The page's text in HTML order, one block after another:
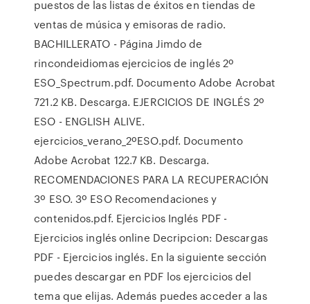
puestos de las listas de éxitos en tiendas de
ventas de música y emisoras de radio.
BACHILLERATO - Página Jimdo de
rincondeidiomas ejercicios de inglés 2º
ESO_Spectrum.pdf. Documento Adobe Acrobat
721.2 KB. Descarga. EJERCICIOS DE INGLÉS 2º
ESO - ENGLISH ALIVE.
ejercicios_verano_2ºESO.pdf. Documento
Adobe Acrobat 122.7 KB. Descarga.
RECOMENDACIONES PARA LA RECUPERACIÓN
3º ESO. 3º ESO Recomendaciones y
contenidos.pdf. Ejercicios Inglés PDF -
Ejercicios inglés online Decripcion: Descargas
PDF - Ejercicios inglés. En la siguiente sección
puedes descargar en PDF los ejercicios del
tema que elijas. Además puedes acceder a las